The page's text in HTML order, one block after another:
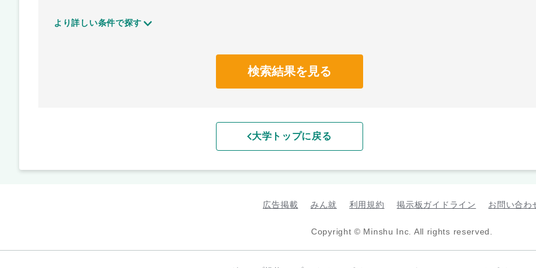
より詳しい条件で探す
検索結果を見る
大学トップに戻る
広告掲載 みん就 利用規約 掲示板ガイドライン お問い合わ
Copyright © Minshu Inc. All rights reserved.